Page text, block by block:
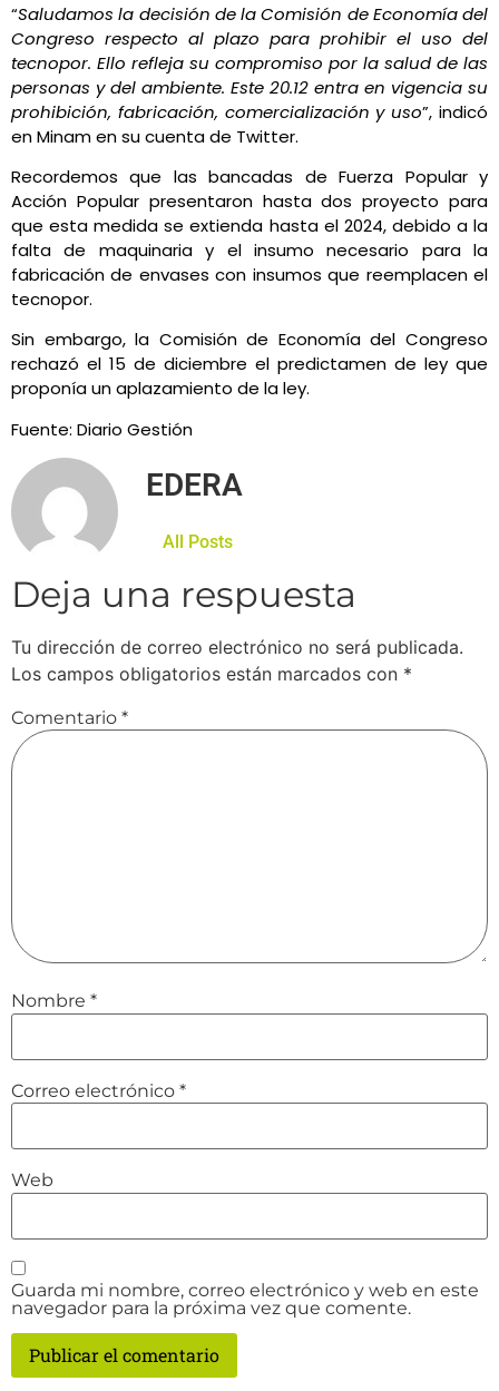
“Saludamos la decisión de la Comisión de Economía del
Congreso respecto al plazo para prohibir el uso del
tecnopor. Ello refleja su compromiso por la salud de las
personas y del ambiente. Este 20.12 entra en vigencia su
prohibición, fabricación, comercialización y uso”, indicó
en Minam en su cuenta de Twitter.
Recordemos que las bancadas de Fuerza Popular y
Acción Popular presentaron hasta dos proyecto para
que esta medida se extienda hasta el 2024, debido a la
falta de maquinaria y el insumo necesario para la
fabricación de envases con insumos que reemplacen el
tecnopor.
Sin embargo, la Comisión de Economía del Congreso
rechazó el 15 de diciembre el predictamen de ley que
proponía un aplazamiento de la ley.
Fuente: Diario Gestión
EDERA
All Posts
Deja una respuesta
Tu dirección de correo electrónico no será publicada.
Los campos obligatorios están marcados con *
Comentario *
Nombre *
Correo electrónico *
Web
Guarda mi nombre, correo electrónico y web en este
navegador para la próxima vez que comente.